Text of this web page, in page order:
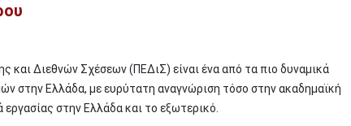
και Διεθνών Σχέσεων (ΠΕΔιΣ) είναι ένα από τα πιο δυναμικά
στην Ελλάδα, με ευρύτατη αναγνώριση τόσο στην ακαδημαϊκή
στην Ελλάδα και το εξωτερικό.